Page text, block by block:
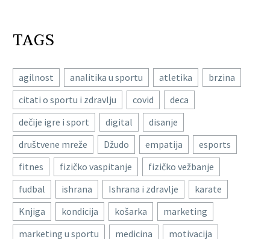
TAGS
agilnost analitika u sportu atletika
brzina
citati o sportu i zdravlju
covid
deca
dečije igre i sport
digital
disanje
društvene mreže
Džudo empatija
esports
fitnes
fizičko vaspitanje
fizičko vežbanje
fudbal
ishrana Ishrana i zdravlje
karate
Knjiga
kondicija košarka
marketing
marketing u sportu
medicina
motivacija